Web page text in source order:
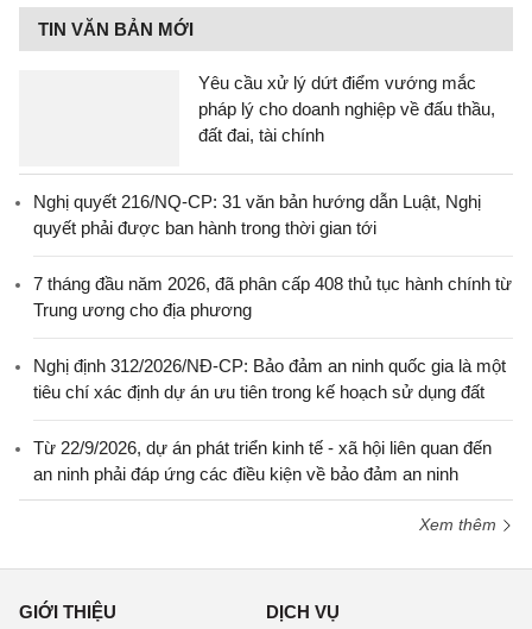
TIN VĂN BẢN MỚI
Yêu cầu xử lý dứt điểm vướng mắc
pháp lý cho doanh nghiệp về đấu thầu,
đất đai, tài chính
Nghị quyết 216/NQ-CP: 31 văn bản hướng dẫn Luật, Nghị
quyết phải được ban hành trong thời gian tới
7 tháng đầu năm 2026, đã phân cấp 408 thủ tục hành chính từ
Trung ương cho địa phương
Nghị định 312/2026/NĐ-CP: Bảo đảm an ninh quốc gia là một
tiêu chí xác định dự án ưu tiên trong kế hoạch sử dụng đất
Từ 22/9/2026, dự án phát triển kinh tế - xã hội liên quan đến
an ninh phải đáp ứng các điều kiện về bảo đảm an ninh
Xem thêm
GIỚI THIỆU DỊCH VỤ